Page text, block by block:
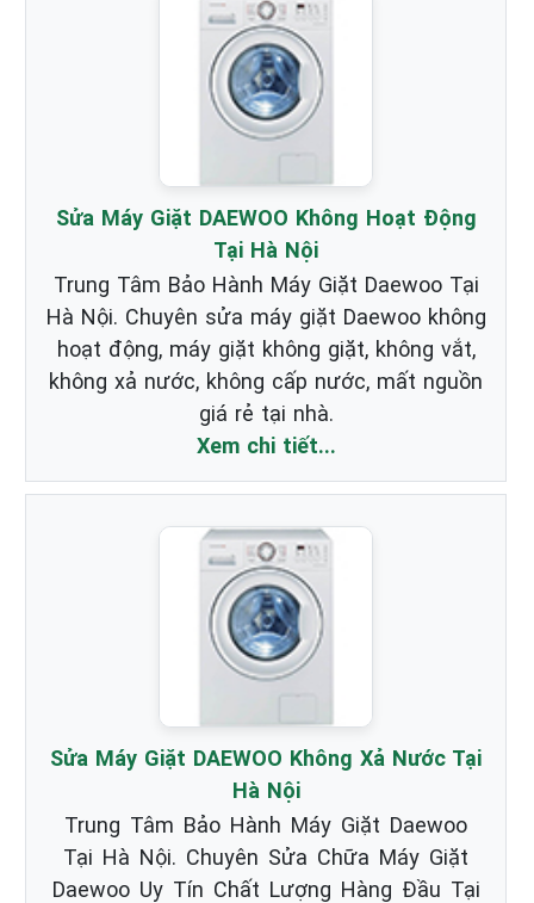
Sửa Máy Giặt DAEWOO Không Hoạt Động
Tại Hà Nội
Trung Tâm Bảo Hành Máy Giặt Daewoo Tại
Hà Nội. Chuyên sửa máy giặt Daewoo không
hoạt động, máy giặt không giặt, không vắt,
không xả nước, không cấp nước, mất nguồn
giá rẻ tại nhà.
Xem chi tiết...
Sửa Máy Giặt DAEWOO Không Xả Nước Tại
Hà Nội
Trung Tâm Bảo Hành Máy Giặt Daewoo
Tại Hà Nội. Chuyên Sửa Chữa Máy Giặt
Daewoo Uy Tín Chất Lượng Hàng Đầu Tại